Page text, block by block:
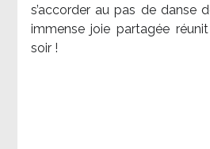
s’accorder au pas de danse
immense joie partagée
soir !